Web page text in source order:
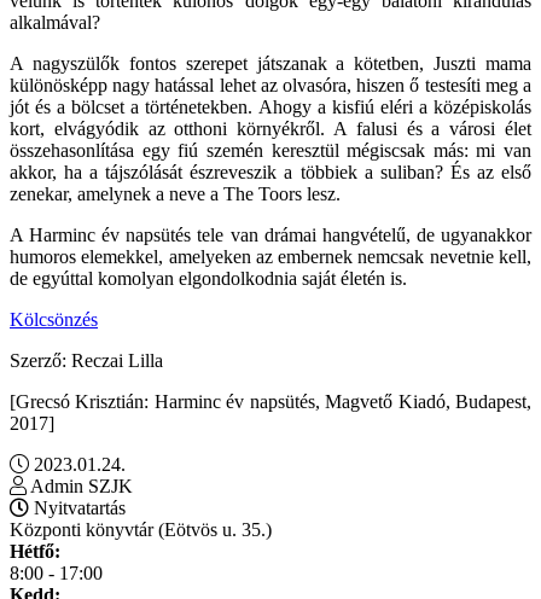
alkalmával?
A nagyszülők fontos szerepet játszanak a kötetben, Juszti mama
különösképp nagy hatással lehet az olvasóra, hiszen ő testesíti meg a
jót és a bölcset a történetekben. Ahogy a kisfiú eléri a középiskolás
kort, elvágyódik az otthoni környékről. A falusi és a városi élet
összehasonlítása egy fiú szemén keresztül mégiscsak más: mi van
akkor, ha a tájszólását észreveszik a többiek a suliban? És az első
zenekar, amelynek a neve a The Toors lesz.
A Harminc év napsütés tele van drámai hangvételű, de ugyanakkor
humoros elemekkel, amelyeken az embernek nemcsak nevetnie kell,
de egyúttal komolyan elgondolkodnia saját életén is.
Kölcsönzés
Szerző: Reczai Lilla
[Grecsó Krisztián: Harminc év napsütés, Magvető Kiadó, Budapest,
2017]
2023.01.24.
Admin SZJK
Nyitvatartás
Központi könyvtár (Eötvös u. 35.)
Hétfő:
8:00 - 17:00
Kedd: